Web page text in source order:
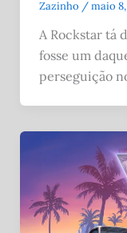
Zazinho /maio
A Rockstar tá
fosse um
perseguição